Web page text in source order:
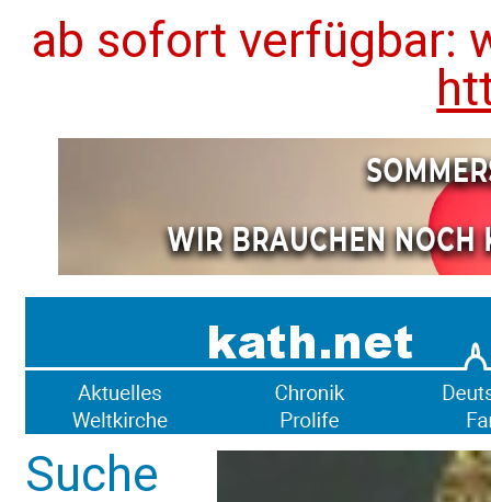
ab sofort verfügbar:
Suche